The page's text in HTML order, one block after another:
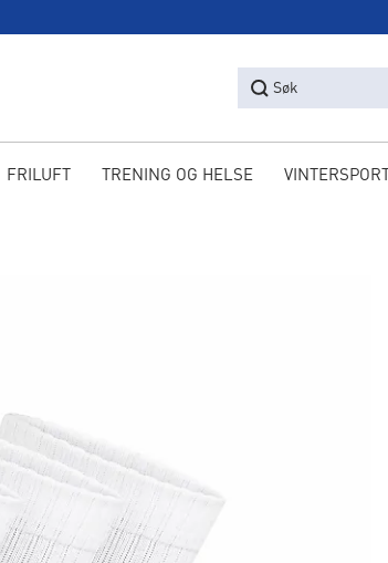
Søk
FRILUFT TRENING OG HELSE VINTERSPORT